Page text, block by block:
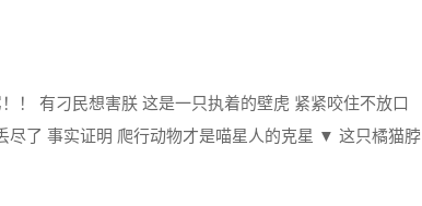
有刁民想害朕 这是一只执着的壁虎 紧紧咬住不放口
了 事实证明 爬行动物才是喵星人的克星 ▼ 这只橘猫脖